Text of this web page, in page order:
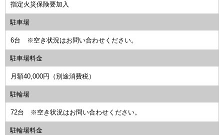
指定火災保険要加入
駐車場
6台 ※空き状況はお問い合わせください。
駐車場料金
月額40,000円（別途消費税）
駐輪場
72台 ※空き状況はお問い合わせください。
駐輪場料金